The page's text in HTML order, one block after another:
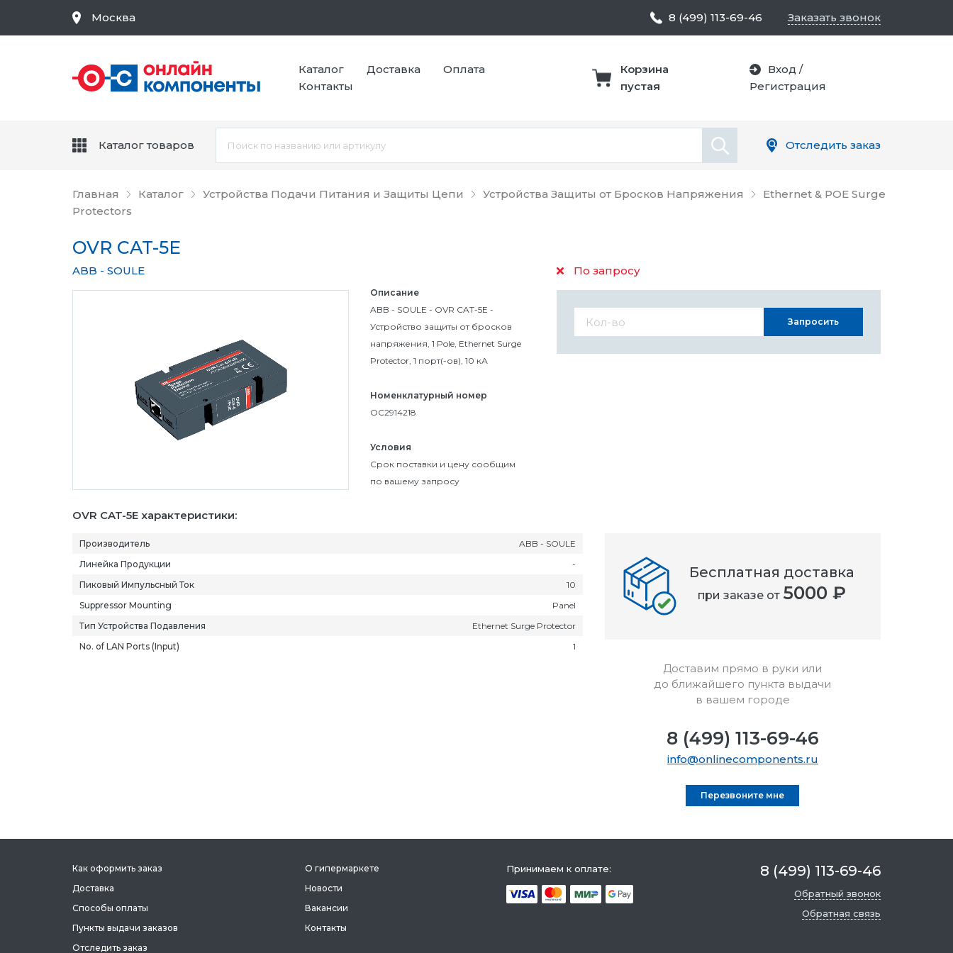
Главная Каталог Устройства Подачи Питания и Защиты Цепи Устройства Защиты от Бросков Напряжения
Ethernet & POE Surge
Protectors
OVR CAT-5E
ABB - SOULE По запросу
Описание
ABB - SOULE - OVR CAT-5E -
Устройство защиты от бросков
напряжения, 1 Pole, Ethernet Surge
Protector, 1 порт(-ов), 10 кА
Номенклатурный номер
OC2914218
Условия
Cрок поставки и цену сообщим
по вашему запросу
Запросить
OVR CAT-5E характеристики:
Производитель
ABB - SOULE
Линейка Продукции
-
Пиковый Импульсный Ток
10
Suppressor Mounting
Panel
Тип Устройства Подавления
Ethernet Surge Protector
No. of LAN Ports (Input)
1
Бесплатная доставка
при заказе от 5000 ₽
Доставим прямо в руки или
до ближайшего пункта выдачи
в вашем городе
8 (499) 113-69-46
info@onlinecomponents.ru
Перезвоните мне
Москва 8 (499) 113-69-46 Заказать звонок
Каталог Доставка
Оплата
Контакты
Корзина
пустая
Вход /
Регистрация
Каталог товаров Отследить заказ
Как оформить заказ
Доставка
Способы оплаты
Пункты выдачи заказов
Отследить заказ
О гипермаркете
Новости
Вакансии
Контакты
Принимаем к оплате: 8 (499) 113-69-46
Обратный звонок
Обратная связь